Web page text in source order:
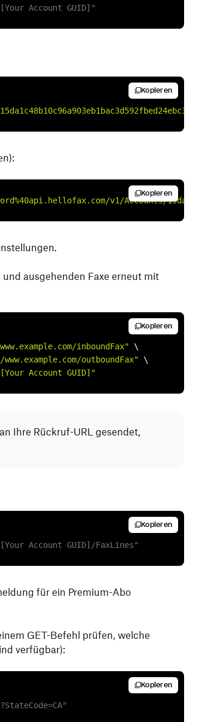
Account GUID]"
Kopieren
Kopieren
v1/Accounts/
ausgehenden Faxe erneut mit
Kopieren
inboundFax" \
outboundFax" \
Account GUID]"
Ihre Rückruf-URL gesendet,
Kopieren
Account GUID]/FaxLines"
für ein Premium-Abo
GET-Befehl prüfen, welche
verfügbar):
Kopieren